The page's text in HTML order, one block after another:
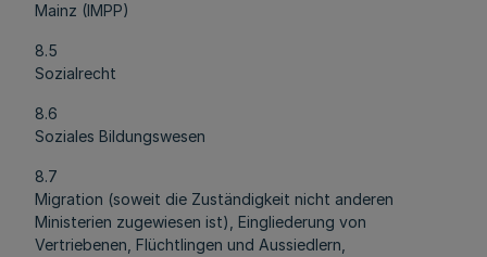
Mainz (IMPP)
8.5
Sozialrecht
8.6
Soziales Bildungswesen
8.7
Migration (soweit die Zuständigkeit nicht anderen
Ministerien zugewiesen ist), Eingliederung von
Vertriebenen, Flüchtlingen und Aussiedlern,